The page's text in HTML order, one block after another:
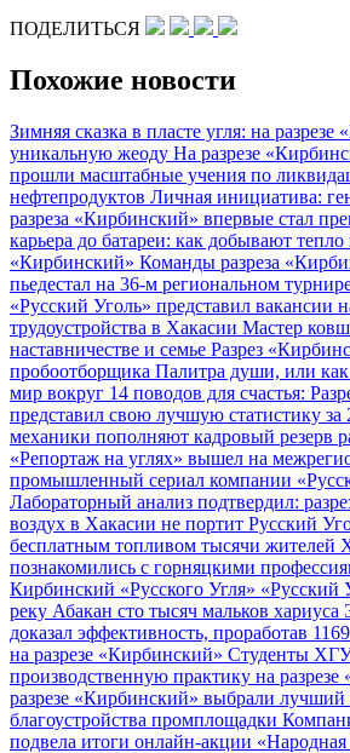
ПОДЕЛИТЬСЯ
Похожие новости
Зимняя сказка в пласте угля: на
уникальную жеоду На разрезе
прошли масштабные учения по
нефтепродуктов Личная инициатива:
разреза «Кирбинский» впервые стал
карьера до батареи: как добывают тепло
«Кирбинский» Команды разреза
пьедестал на 36-м региональном
«Русский Уголь» представил вакансии
трудоустройства в Хакасии Мастер
наставничестве и семье Разрез
пробоотборщика Палитра души, или
мир вокруг 14 поводов для счастья:
представил свою лучшую статистику за
механики пополняют кадровый резерв
«Репортаж на углях» вышел на
промышленный сериал компании
Лабораторный анализ подтвердил:
воздух в Хакасии не портит Русский
бесплатным топливом тысячи жителей
познакомились с горняцкими
Кирбинский «Русского Угля» «Русский
реку Абакан сто тысяч мальков хариуса
доказал эффективность, проработав
на разрезе «Кирбинский» Студенты
производственную практику на
разрезе «Кирбинский» выбрали лучший
благоустройства промплощадки
подвела итоги онлайн-акции